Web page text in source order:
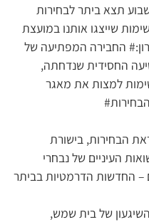
תצא ביתר לבחירות
שייצגו אותנו במועצת
החבירה המפתיעה של
החסידית שנדחתה,
למצות את מאגר
הבחירות, בישורת
העיניים של נבחרי
– החדשות הדרמטיות בביתר
של בית שמש,